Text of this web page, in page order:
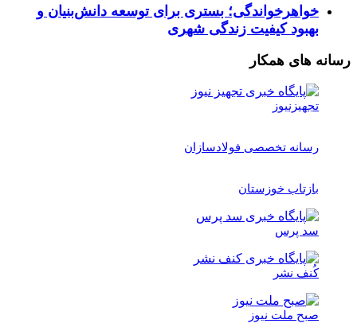
خواهرخواندگی؛ بستری برای توسعه دانش‌بنیان و
بهبود کیفیت زندگی شهری
رسانه های همکار
تجهیزنیوز
رسانه تخصصی فولادسازان
بازتاب خوزستان
سد پرس
کُنف نشر
صبح ملت نیوز